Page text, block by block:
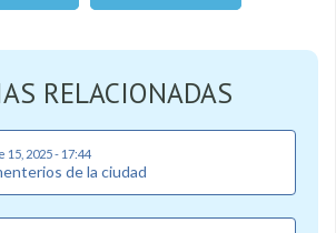
RELACIONADAS
2025 - 17:44
de la ciudad